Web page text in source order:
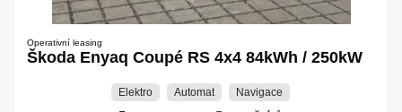
Operativní leasing
Škoda Enyaq Coupé RS 4x4 84kWh / 250kW
Elektro Automat
Navigace